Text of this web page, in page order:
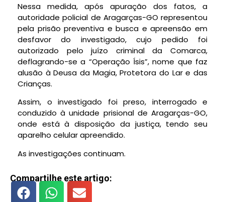
Nessa medida, após apuração dos fatos, a
autoridade policial de Aragarças-GO representou
pela prisão preventiva e busca e apreensão em
desfavor do investigado, cujo pedido foi
autorizado pelo juízo criminal da Comarca,
deflagrando-se a “Operação Ísis”, nome que faz
alusão à Deusa da Magia, Protetora do Lar e das
Crianças.
Assim, o investigado foi preso, interrogado e
conduzido à unidade prisional de Aragarças-GO,
onde está à disposição da justiça, tendo seu
aparelho celular apreendido.
As investigações continuam.
Compartilhe este artigo: